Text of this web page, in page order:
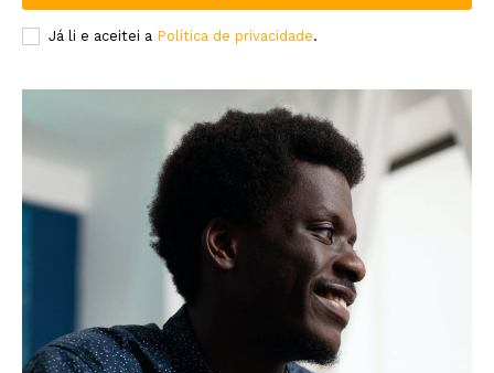
Já li e aceitei a Política de privacidade.